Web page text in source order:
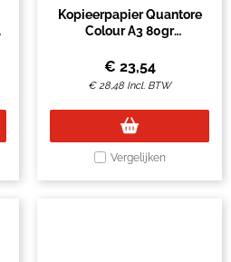
Kopieerpapier Quantore
Colour A3 80gr
€ 23,54
€28,48 Incl. BTW
Vergelijken